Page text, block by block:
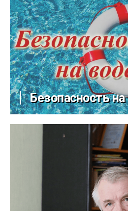
Безопасность